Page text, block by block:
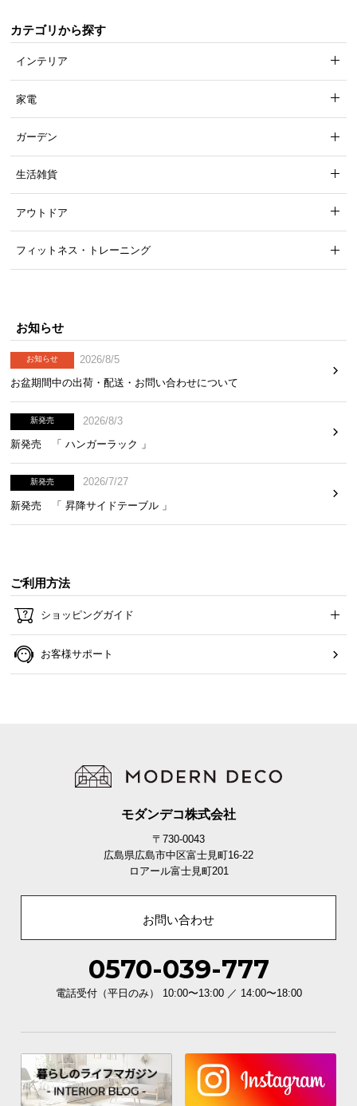
カテゴリから探す
インテリア
家電
ガーデン
生活雑貨
アウトドア
フィットネス・トレーニング
お知らせ
お知らせ
2026/8/5
お盆期間中の出荷・配送・お問い合わせについて
新発売
2026/8/3
新発売 「 ハンガーラック 」
新発売
2026/7/27
新発売 「 昇降サイドテーブル 」
ご利用方法
ショッピングガイド
お客様サポート
モダンデコ株式会社
〒730-0043
広島県広島市中区富士見町16-22
ロアール富士見町201
お問い合わせ
0570-039-777
電話受付（平日のみ） 10:00〜13:00 ／ 14:00〜18:00